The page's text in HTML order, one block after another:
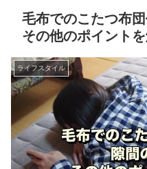
毛布でのこたつ布
その他のポイント
ライフスタイル